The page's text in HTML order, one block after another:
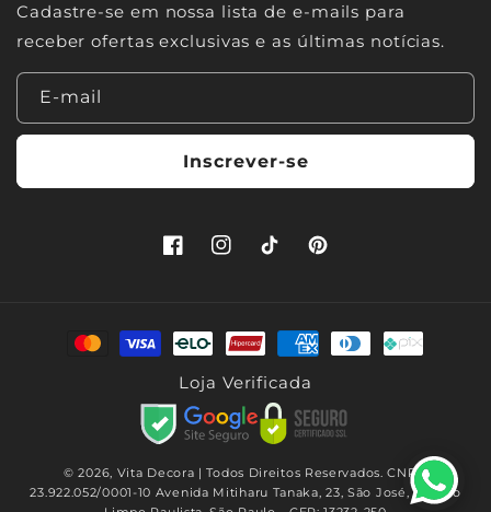
Cadastre-se em nossa lista de e-mails para
receber ofertas exclusivas e as últimas notícias.
E-mail
Inscrever-se
FacebookInstagramTikTokPinterest
Formas
Loja Verificada
© 2026, Vita Decora | Todos Direitos Reservados. CNPJ:
23.922.052/0001-10 Avenida Mitiharu Tanaka, 23, São José, Campo